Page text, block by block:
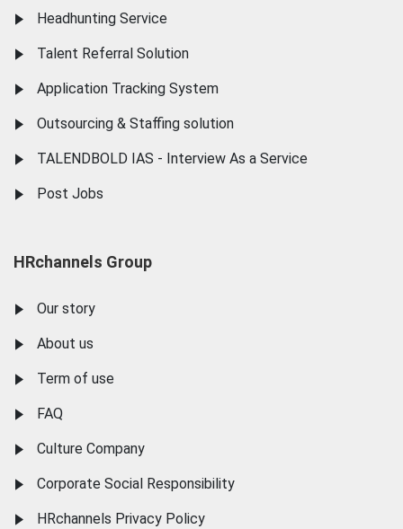
Headhunting Service
Talent Referral Solution
Application Tracking System
Outsourcing & Staffing solution
TALENDBOLD IAS - Interview As a Service
Post Jobs
HRchannels Group
Our story
About us
Term of use
FAQ
Culture Company
Corporate Social Responsibility
HRchannels Privacy Policy